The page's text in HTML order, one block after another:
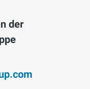
der